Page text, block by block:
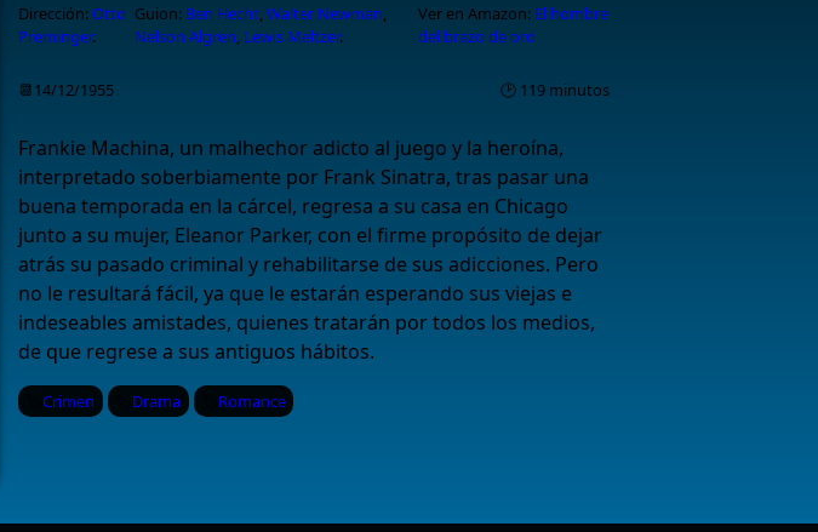
Dirección:Otto
Preminger.
Guion: Ben Hecht, Walter Newman,
Nelson Algren, Lewis Meltzer.
Ver en Amazon: El hombre
del brazo de oro
📆14/12/1955 🕑 119 minutos
Frankie Machina, un malhechor adicto al juego y la heroína,
interpretado soberbiamente por Frank Sinatra, tras pasar una
buena temporada en la cárcel, regresa a su casa en Chicago
junto a su mujer, Eleanor Parker, con el firme propósito de dejar
atrás su pasado criminal y rehabilitarse de sus adicciones. Pero
no le resultará fácil, ya que le estarán esperando sus viejas e
indeseables amistades, quienes tratarán por todos los medios,
de que regrese a sus antiguos hábitos.
Crimen Drama Romance